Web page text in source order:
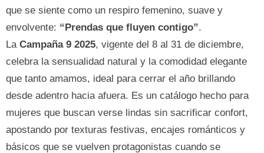
que se siente como un respiro femenino, suave y
envolvente: “Prendas que fluyen contigo”.
La Campaña 9 2025, vigente del 8 al 31 de diciembre,
celebra la sensualidad natural y la comodidad elegante
que tanto amamos, ideal para cerrar el año brillando
desde adentro hacia afuera. Es un catálogo hecho para
mujeres que buscan verse lindas sin sacrificar confort,
apostando por texturas festivas, encajes románticos y
básicos que se vuelven protagonistas cuando se